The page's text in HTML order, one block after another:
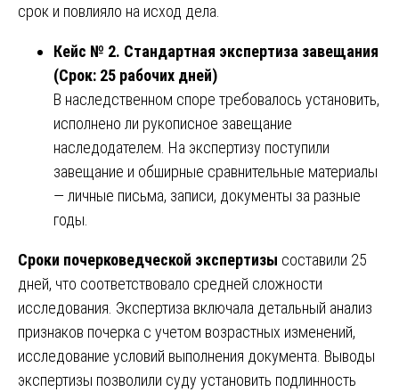
срок и повлияло на исход дела.
Кейс № 2. Стандартная экспертиза завещания
(Срок: 25 рабочих дней)
В наследственном споре требовалось установить,
исполнено ли рукописное завещание
наследодателем. На экспертизу поступили
завещание и обширные сравнительные материалы
— личные письма, записи, документы за разные
годы.
Сроки почерковедческой экспертизы составили 25
дней, что соответствовало средней сложности
исследования. Экспертиза включала детальный анализ
признаков почерка с учетом возрастных изменений,
исследование условий выполнения документа. Выводы
экспертизы позволили суду установить подлинность